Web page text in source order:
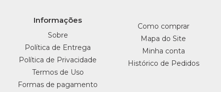
Chocolate 40Gr Minueto
Informações
Sobre
Política de Entrega
Política de Privacidade
Termos de Uso
Formas de pagamento
Como comprar
Mapa do Site
Minha conta
Histórico de Pedidos